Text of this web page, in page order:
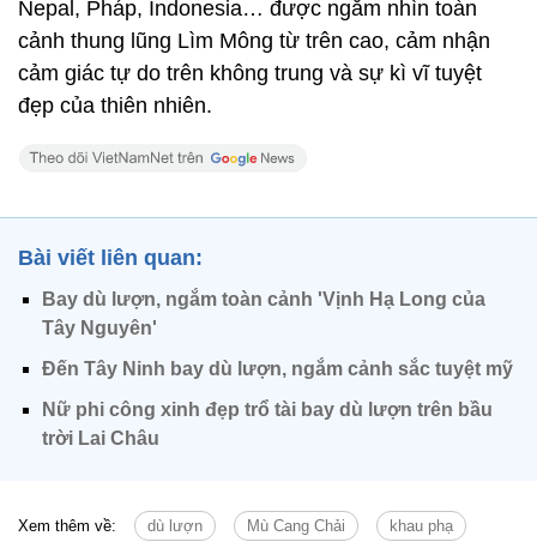
Nepal, Pháp, Indonesia… được ngắm nhìn toàn
cảnh thung lũng Lìm Mông từ trên cao, cảm nhận
cảm giác tự do trên không trung và sự kì vĩ tuyệt
đẹp của thiên nhiên.
Bài viết liên quan:
Bay dù lượn, ngắm toàn cảnh 'Vịnh Hạ Long của
Tây Nguyên'
Đến Tây Ninh bay dù lượn, ngắm cảnh sắc tuyệt mỹ
Nữ phi công xinh đẹp trổ tài bay dù lượn trên bầu
trời Lai Châu
Xem thêm về: dù lượn Mù Cang Chải khau phạ